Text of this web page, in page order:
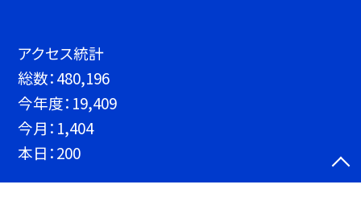
アクセス統計
総数：480,196
今年度： 19,409
今月： 1,404
本日：200